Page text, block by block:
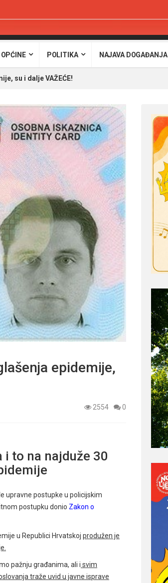
OPĆINE POLITIKA NAJAVA DOGAĐANJA
su i dalje VAŽEĆE!
epidemije,
2554 0
to na najduže 30
upravne postupke u policijskim
postupku donio Zakon o
u Republici Hrvatskoj produžen je
pažnju građanima, ali i svim
traže uvid u javne isprave